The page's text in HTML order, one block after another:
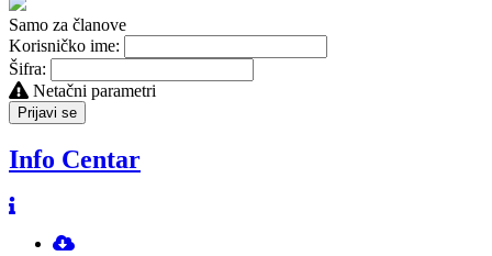
Samo za članove
Korisničko ime:
Šifra:
Netačni parametri
Prijavi se
Info Centar